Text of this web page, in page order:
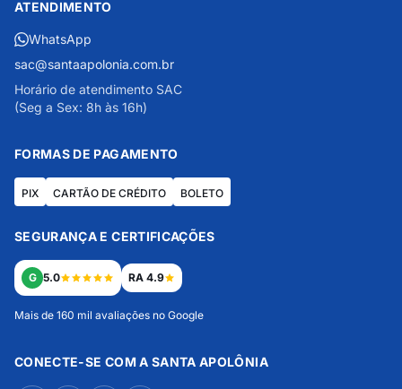
ATENDIMENTO
WhatsApp
sac@santaapolonia.com.br
Horário de atendimento SAC
(Seg a Sex: 8h às 16h)
FORMAS DE PAGAMENTO
PIX CARTÃO DE CRÉDITO BOLETO
SEGURANÇA E CERTIFICAÇÕES
G 5.0 RA 4.9
Mais de 160 mil avaliações no Google
CONECTE-SE COM A SANTA APOLÔNIA